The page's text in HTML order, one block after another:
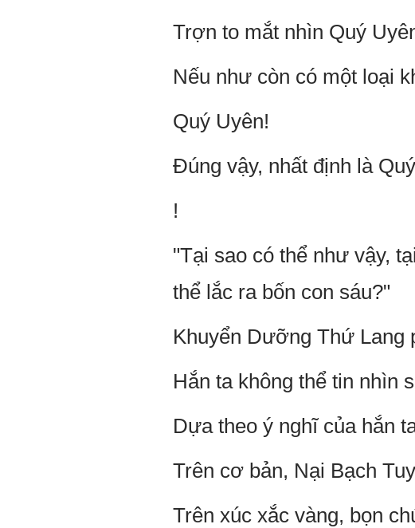
Trợn to mắt nhìn Quý
Nếu như còn có một loại
Quý Uyên!
Đúng vậy, nhất định là
!
"Tại sao có thể như vậy,
thể lắc ra bốn con sáu?"
Khuyển Dưỡng Thứ Lang
Hắn ta không thể tin nhìn
Dựa theo ý nghĩ của hắn
Trên cơ bản, Nại Bạch
Trên xúc xắc vàng, bọn